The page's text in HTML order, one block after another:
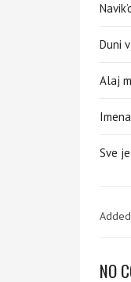
Duni
Alaj
Sve
NO